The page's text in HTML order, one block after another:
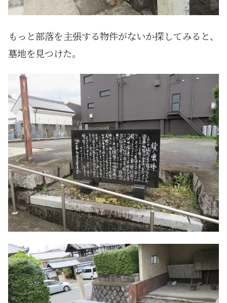
もっと部落を主張する物件がないか探してみると、
墓地を見つけた。